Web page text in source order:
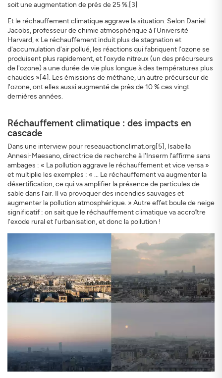
soit une augmentation de près de 25 %.[3]
Et le réchauffement climatique aggrave la situation. Selon Daniel
Jacobs, professeur de chimie atmosphérique à l'Université
Harvard, « Le réchauffement induit plus de stagnation et
d'accumulation d'air pollué, les réactions qui fabriquent l'ozone se
produisent plus rapidement, et l'oxyde nitreux (un des précurseurs
de l'ozone) a une durée de vie plus longue à des températures plus
chaudes »[4]. Les émissions de méthane, un autre précurseur de
l'ozone, ont elles aussi augmenté de près de 10 % ces vingt
dernières années.
Réchauffement climatique : des impacts en
cascade
Dans une interview pour reseauactionclimat.org[5], Isabella
Annesi-Maesano, directrice de recherche à l'Inserm l'affirme sans
ambages : « La pollution aggrave le réchauffement et vice versa »
et multiplie les exemples : « ... Le réchauffement va augmenter la
désertification, ce qui va amplifier la présence de particules de
sable dans l'air. Il va provoquer des incendies sauvages et
augmenter la pollution atmosphérique. » Autre effet boule de neige
significatif : on sait que le réchauffement climatique va accroître
l'exode rural et l'urbanisation, et donc la pollution !